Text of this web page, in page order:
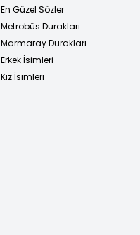
En Güzel Sözler
Metrobüs Durakları
Marmaray Durakları
Erkek İsimleri
Kız İsimleri